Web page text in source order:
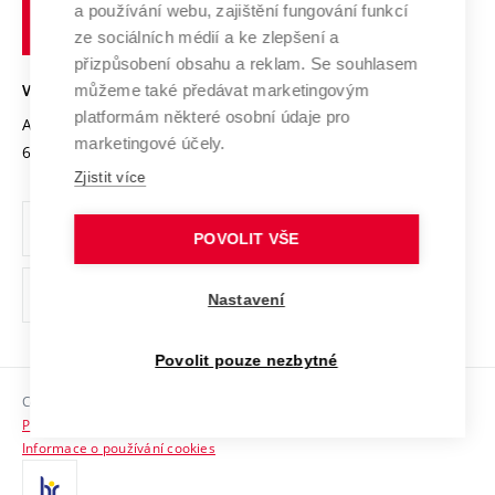
Transfer znalostí
Open Science
Projekty
Projekty ze strukturálních fondů
Specifický výzkum
Mezinárodní dohody
Univerzitní sítě
Podnikavá univerzita / ContriBUTe
Bezpečná univerzita
Vyznamenání
Organizační struktura
Ochrana osobních údajů
odkaz)
Sociální bezpečí
HR Award
technické
Brně
VYSOKÉ UČENÍ TECHNICKÉ V BRNĚ
Antonínská 548/1
602 00 Brno
www.vut.cz
vut@vutbr.cz
Copyright © 2026 VUT
Prohlášení o přístupnosti
Informace o používání cookies
a používání webu, zajištění fungování funkcí
ze sociálních médií a ke zlepšení a
přizpůsobení obsahu a reklam. Se souhlasem
můžeme také předávat marketingovým
platformám některé osobní údaje pro
marketingové účely.
Zjistit více
POVOLIT VŠE
Nastavení
Povolit pouze nezbytné